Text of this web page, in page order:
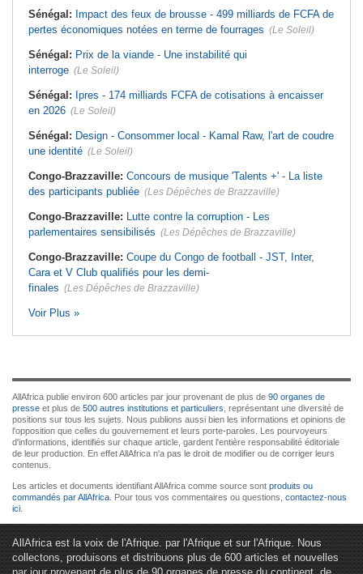
Sénégal: Impact des feux de brousse - 499 milliards de FCFA de
pertes économiques notées en terme de fourrages (Le Soleil)
Sénégal: Prix de la viande - Une instabilité qui
interroge (Le Soleil)
Sénégal: Ipres - 174 milliards FCFA de cotisations à encaisser
en 2026 (Le Soleil)
Sénégal: Design - Consommer local - Kamal Raw, l'art de coudre
une identité (Le Soleil)
Congo-Brazzaville: Concours de musique 'Talents +' - La liste
des participants publiée (Les Dépêches de Brazzaville)
Congo-Brazzaville:
Lutte contre la corruption - Les
parlementaires sensibilisés (Les Dépêches de Brazzaville)
Congo-Brazzaville: Coupe du Congo de football - JST, Inter,
Cara et V Club qualifiés pour les demi-
finales (Les Dépêches de Brazzaville)
Voir Plus »
AllAfrica publie environ 600 articles par jour provenant de plus de 90 organes de
presse et plus de 500 autres institutions et particuliers , représentant une diversité de
positions sur tous les sujets. Nous publions aussi bien les informations et opinions de
l'opposition que celles du gouvernement et leurs porte-paroles. Les pourvoyeurs
d'informations, identifiés sur chaque article, gardent l'entière responsabilité éditoriale
de leur production. En effet AllAfrica n'a pas le droit de modifier ou de corriger leurs
contenus.
Les articles et documents identifiant AllAfrica comme source sont produits ou
commandés par AllAfrica . Pour tous vos commentaires ou questions, contactez-nous
ici
AllAfrica est la voix de l'Afrique. par l'Afrique et sur l'Afrique. Nous
collectons, produisons et distribuons plus de 600 articles et nouvelles